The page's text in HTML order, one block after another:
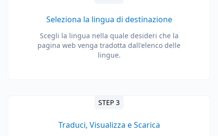
Seleziona la lingua di destinazione
Scegli la lingua nella quale desideri che la
pagina web venga tradotta dall'elenco delle
lingue.
STEP 3
Traduci, Visualizza e Scarica